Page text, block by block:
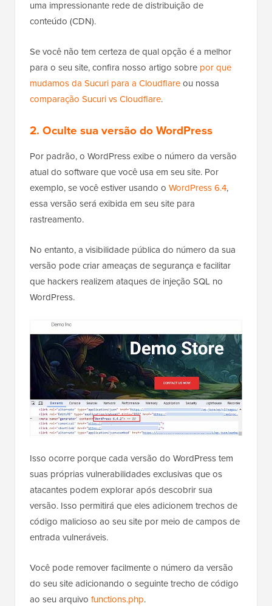
uma impressionante rede de distribuição de
conteúdo (CDN).
Se você não tem certeza de qual opção é a melhor
para o seu site, confira nosso artigo sobre por que
mudamos da Sucuri para a Cloudflareou nossa
comparação Sucuri vs Cloudflare.
2. Oculte sua versão do WordPress
Por padrão, o WordPress exibe o número da versão
atual do software que você usa em seu site. Por
exemplo, se você estiver usando o WordPress 6.4,
essa versão será exibida em seu site para
rastreamento.
No entanto, a visibilidade pública do número da sua
versão pode criar ameaças de segurança e facilitar
que hackers realizem ataques de injeção SQL no
WordPress.
Isso ocorre porque cada versão do WordPress tem
suas próprias vulnerabilidades exclusivas que os
atacantes podem explorar após descobrir sua
versão. Isso permitirá que eles adicionem trechos de
código malicioso ao seu site por meio de campos de
entrada vulneráveis.
Você pode remover facilmente o número da versão
do seu site adicionando o seguinte trecho de código
ao seu arquivo functions.php.